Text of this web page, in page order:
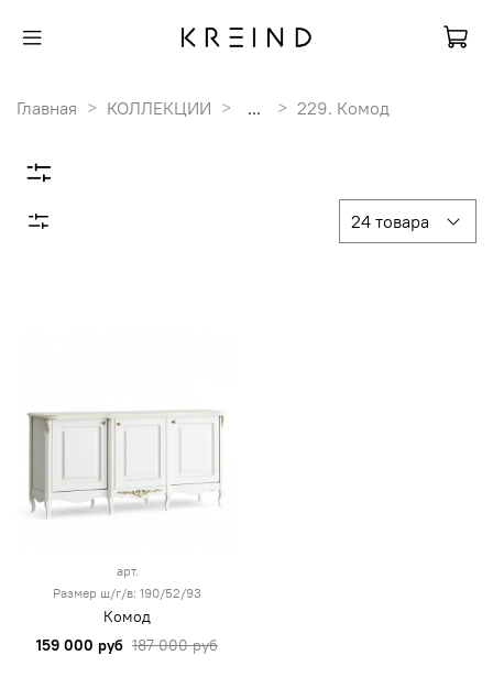
Главная КОЛЛЕКЦИИ ... 229. Комод
арт.
Размер ш/г/в: 190/52/93
Комод
159 000 руб 187 000 руб